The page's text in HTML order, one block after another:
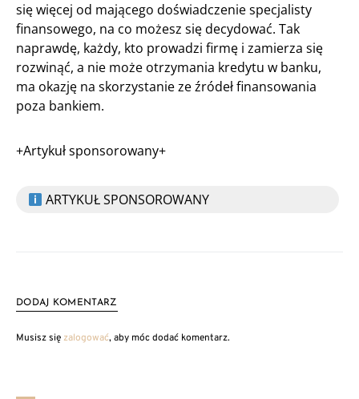
się więcej od mającego doświadczenie specjalisty
finansowego, na co możesz się decydować. Tak
naprawdę, każdy, kto prowadzi firmę i zamierza się
rozwinąć, a nie może otrzymania kredytu w banku,
ma okazję na skorzystanie ze źródeł finansowania
poza bankiem.
+Artykuł sponsorowany+
ARTYKUŁ SPONSOROWANY
DODAJ KOMENTARZ
Musisz sięzalogować, aby móc dodać komentarz.